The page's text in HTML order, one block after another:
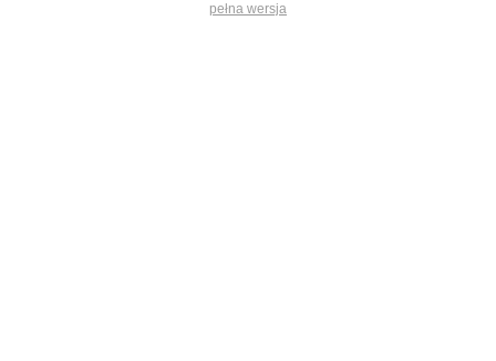
pełna wersja